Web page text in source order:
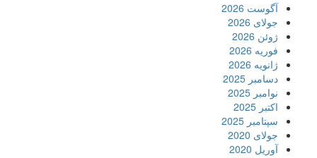
آگوست 2026
جولای 2026
ژوئن 2026
فوریه 2026
ژانویه 2026
دسامبر 2025
نوامبر 2025
اکتبر 2025
سپتامبر 2025
جولای 2020
آوریل 2020